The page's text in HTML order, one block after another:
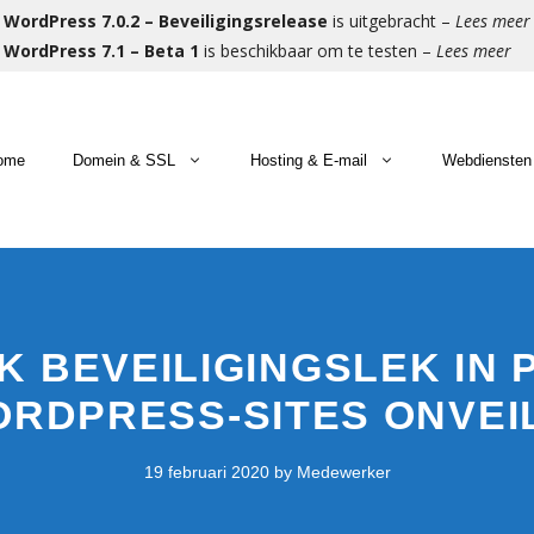
WordPress 7.0.2 – Beveiligingsrelease is uitgebracht – Lees meer
WordPress 7.1 – Beta 1 is beschikbaar om te testen – Lees meer
Domein & SSL Hosting & E-mail
Servers E-mail
Webdiensten
Herstel
BEVEILIGINGSLEK IN
SITES
19 februari 2020by Medewerker